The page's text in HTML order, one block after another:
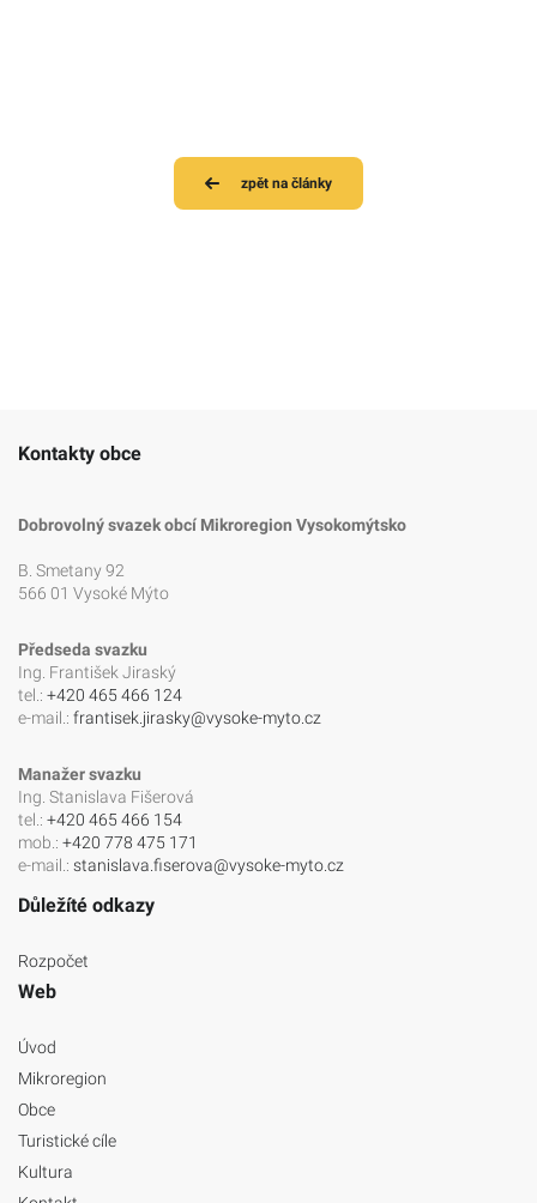
zpět na články
Kontakty obce
Dobrovolný svazek obcí Mikroregion Vysokomýtsko
B. Smetany 92
566 01 Vysoké Mýto
Předseda svazku
Ing. František Jiraský
tel.: +420 465 466 124
e-mail.: frantisek.jirasky@vysoke-myto.cz
Manažer svazku
Ing. Stanislava Fišerová
tel.: +420 465 466 154
mob.: +420 778 475 171
e-mail.: stanislava.fiserova@vysoke-myto.cz
Důležíté odkazy
Rozpočet
Web
Úvod
Mikroregion
Obce
Turistické cíle
Kultura